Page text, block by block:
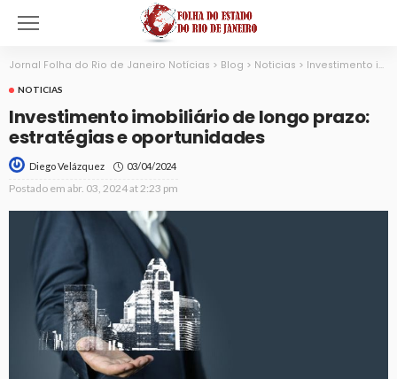
Jornal Folha do Rio de Janeiro Notícias > Blog > Noticias > Investimento imobiliário de longo prazo: estratégias e oportunidades
NOTICIAS
Investimento imobiliário de longo prazo:
estratégias e oportunidades
Diego Velázquez 03/04/2024
Postado em abr. 03, 2024 at 2:23 pm